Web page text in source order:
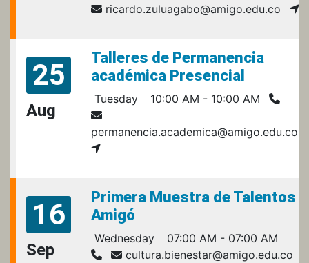
ricardo.zuluagabo@amigo.edu.co
25
Aug
Talleres de Permanencia
académica Presencial
Tuesday 10:00 AM - 10:00 AM
permanencia.academica@amigo.edu.co
16
Sep
Primera Muestra de Talentos
Amigó
Wednesday
07:00 AM - 07:00 AM
cultura.bienestar@amigo.edu.co